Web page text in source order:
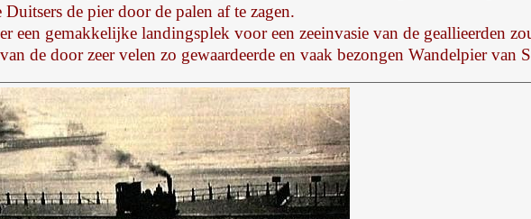
de pier door de palen af te zagen.
een gemakkelijke landingsplek voor een zeeinvasie van de geallieerden
de door zeer velen zo gewaardeerde en vaak bezongen Wandelpier van